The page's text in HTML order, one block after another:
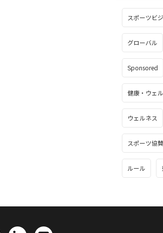
スポーツビ
グローバル
Sponsored
健康・ウェ
ウェルネス
スポーツ協
ルール